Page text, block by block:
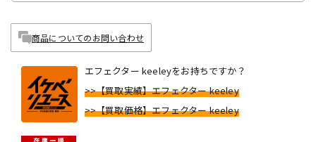
商品についてのお問い合わせ
エフェクター keeleyをお持ちですか？
>>【買取実績】エフェクター keeley
>>【買取価格】エフェクター keeley